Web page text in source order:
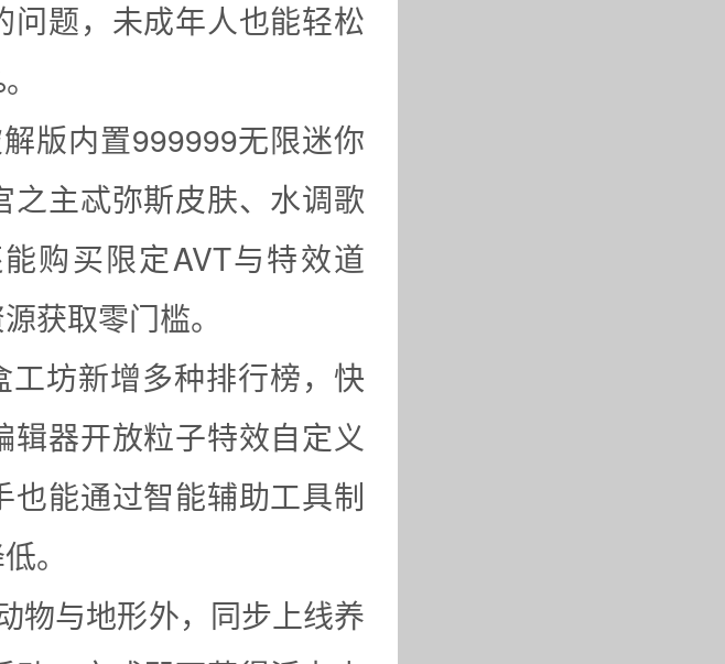
题，未成年人也能轻松
版内置999999无限迷你
之主忒弥斯皮肤、水调歌
购买限定AVT与特效道
获取零门槛。
坊新增多种排行榜，快
器开放粒子特效自定义
能通过智能辅助工具制
。
物与地形外，同步上线养